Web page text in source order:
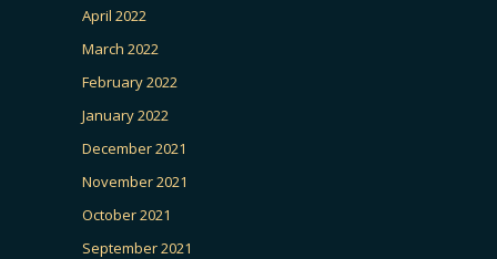
April 2022
March 2022
February 2022
January 2022
December 2021
November 2021
October 2021
September 2021